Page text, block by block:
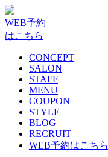
WEB予約
はこちら
CONCEPT
SALON
STAFF
MENU
COUPON
STYLE
BLOG
RECRUIT
WEB予約はこちら